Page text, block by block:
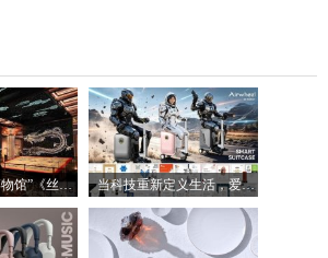
“保利美高梅博物馆”《丝路》大展最后 当科技重新定义生活，爱尔威Airwheel正在